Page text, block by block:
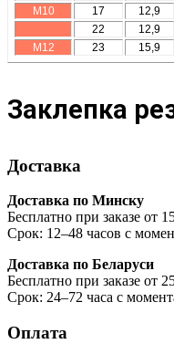
М10
17 12,9
22
12,9
М12
23 15,9
Заклепка
Доставка
Доставка по Минску
Бесплатно при заказе от
Срок: 12–48 часов с
Доставка по Беларуси
Бесплатно при заказе от
Срок: 24–72 часа с
Оплата